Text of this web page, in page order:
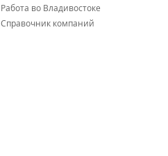
Работа во Владивостоке
Справочник компаний